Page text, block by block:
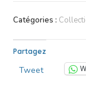
Catégories :
Partagez
Tweet